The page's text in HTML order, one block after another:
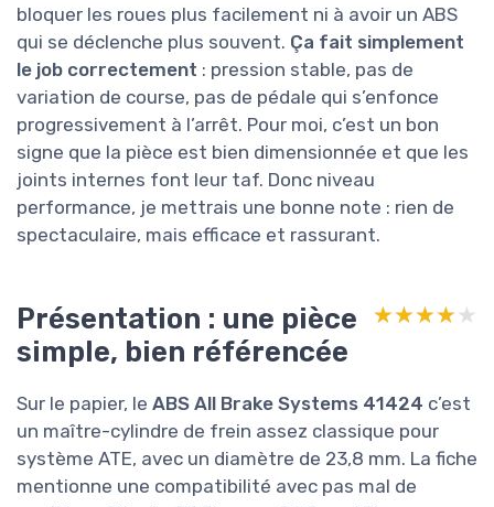
bloquer les roues plus facilement ni à avoir un ABS
qui se déclenche plus souvent. Ça fait simplement
le job correctement : pression stable, pas de
variation de course, pas de pédale qui s’enfonce
progressivement à l’arrêt. Pour moi, c’est un bon
signe que la pièce est bien dimensionnée et que les
joints internes font leur taf. Donc niveau
performance, je mettrais une bonne note : rien de
spectaculaire, mais efficace et rassurant.
Présentation : une pièce
simple, bien référencée
★★★★★
★★★★★
Sur le papier, le ABS All Brake Systems 41424 c’est
un maître-cylindre de frein assez classique pour
système ATE, avec un diamètre de 23,8 mm. La fiche
mentionne une compatibilité avec pas mal de